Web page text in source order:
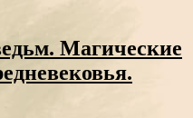
Магические